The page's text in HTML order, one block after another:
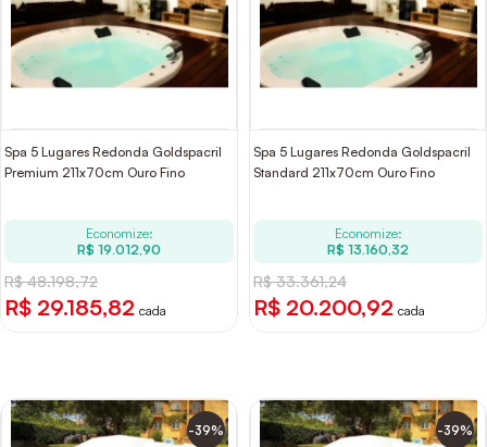
Spa 5 Lugares Redonda Goldspacril
Premium 211x70cm Ouro Fino
Economize:
R$ 19.012,90
R$ 48.198,72
R$ 29.185,82 cada
Spa 5 Lugares Redonda Goldspacril
Standard 211x70cm Ouro Fino
Economize:
R$ 13.160,32
R$ 33.361,24
R$ 20.200,92 cada
-39% -39%